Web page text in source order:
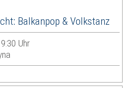
Balkanpop & Volkstanz
Uhr